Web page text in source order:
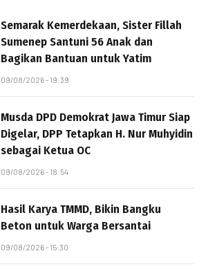
Semarak Kemerdekaan, Sister Fillah
Sumenep Santuni 56 Anak dan
Bagikan Bantuan untuk Yatim
09/08/2026 - 19:39
Musda DPD Demokrat Jawa Timur Siap
Digelar, DPP Tetapkan H. Nur Muhyidin
sebagai Ketua OC
09/08/2026 - 18:54
Hasil Karya TMMD, Bikin Bangku
Beton untuk Warga Bersantai
09/08/2026 - 15:30